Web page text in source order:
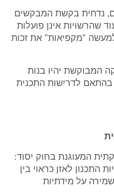
נדחית בקשת המבקשים
שהרשויות אינן פועלות
"מקפיאות" את זכות
המבוקשת יהיו בנות
לפחות, בהתאם לדרישות התכנית
המעוגנת בחוק יסוד:
התכנון לאזן כראוי בין
שמירה על מידתיות